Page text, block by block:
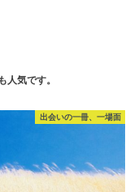
人気です。
出会いの一冊、一場面